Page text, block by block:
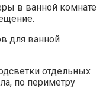
в ванной комнате
для ванной
отдельных
по периметру